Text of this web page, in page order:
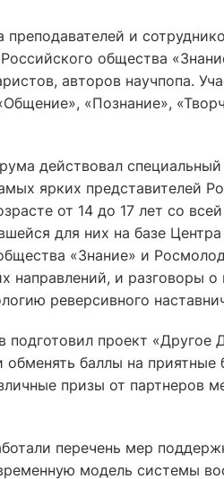
и
общества
авторов научпопа.
«Познание»,
действовал специальный
ярких представителей
от 14 до 17 лет со
для них на базе
«Знание» и
направлений, и разговоры
реверсивного
проект «Другое
баллы на приятные
призы от партнеров
перечень мер
модель системы